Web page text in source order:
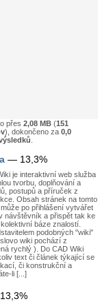
přes 2,08 MB (151
), dokončeno za 0,0
— 13,3%
je interaktivní web služba
tvorbu, doplňování a
postupů a příruček z
Obsah stránek na tomto
po přihlášení vytvářet
návštěvník a přispět tak ke
báze znalostí.
podobných "wiki"
wiki pochází z
rychlý ). Do CAD Wiki
text či článek týkající se
či konstrukční a
li [...]